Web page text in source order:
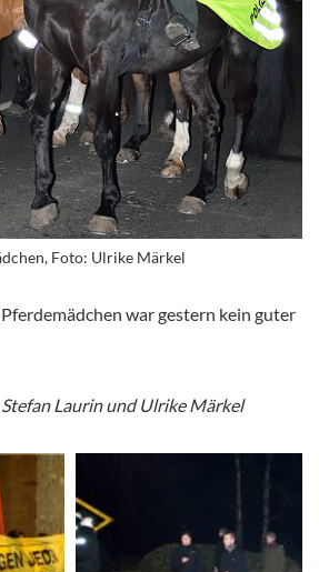
Foto: Ulrike Märkel
war gestern kein guter
Laurin und Ulrike Märkel